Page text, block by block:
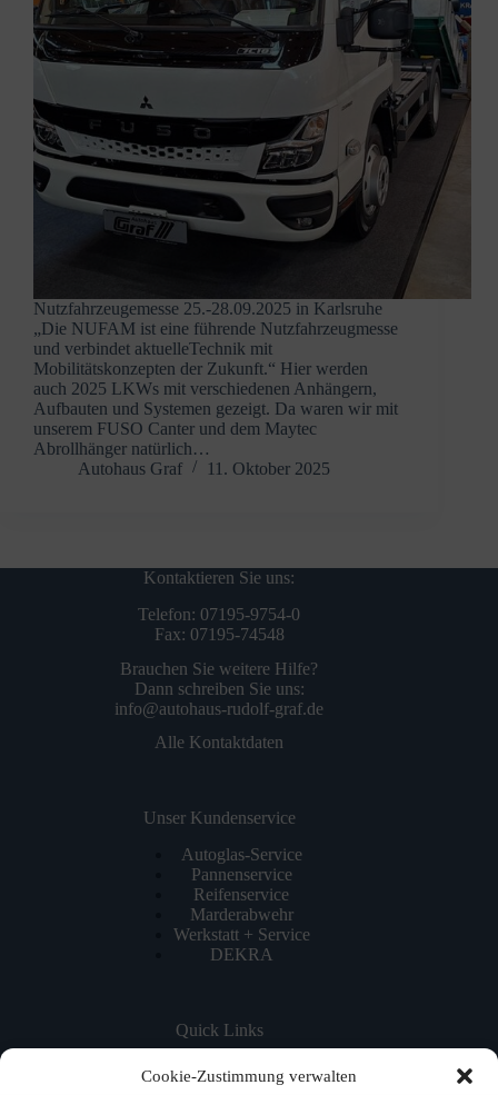
Cookie-Zustimmung verwalten
Nutzfahrzeugemesse 25.-28.09.2025 in Karlsruhe
„Die NUFAM ist eine führende Nutzfahrzeugmesse
und verbindet aktuelleTechnik mit
Mobilitätskonzepten der Zukunft.“ Hier werden
auch 2025 LKWs mit verschiedenen Anhängern,
Aufbauten und Systemen gezeigt. Da waren wir mit
unserem FUSO Canter und dem Maytec
Abrollhänger natürlich…
Autohaus Graf
11. Oktober 2025
Kontaktieren Sie uns:
Telefon: 07195-9754-0
Fax: 07195-74548
Brauchen Sie weitere Hilfe?
Dann schreiben Sie uns:
info@autohaus-rudolf-graf.de
Alle Kontaktdaten
Unser Kundenservice
Autoglas-Service
Pannenservice
Reifenservice
Marderabwehr
Werkstatt + Service
DEKRA
Quick Links
Home
NEWS